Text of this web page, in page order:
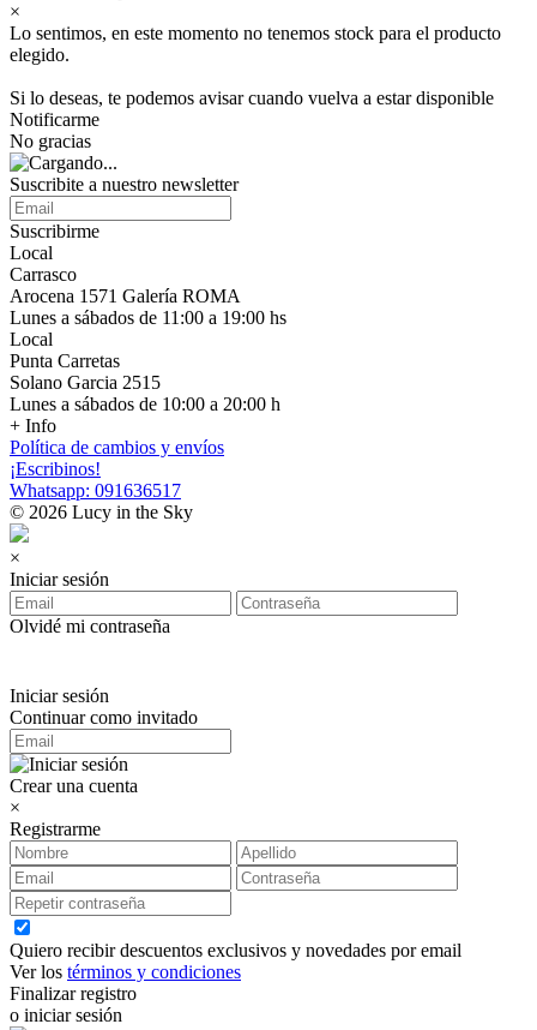
×
Lo sentimos, en este momento no tenemos stock para el producto
elegido.
Si lo deseas, te podemos avisar cuando vuelva a estar disponible
Notificarme
No gracias
Suscribite a nuestro newsletter
Suscribirme
Local
Carrasco
Arocena 1571 Galería ROMA
Lunes a sábados de 11:00 a 19:00 hs
Local
Punta Carretas
Solano Garcia 2515
Lunes a sábados de 10:00 a 20:00 h
+ Info
Política de cambios y envíos
¡Escribinos!
Whatsapp: 091636517
© 2026 Lucy in the Sky
×
Iniciar sesión
Olvidé mi contraseña
Iniciar sesión
Continuar como invitado
Crear una cuenta
×
Registrarme
Quiero recibir descuentos exclusivos y novedades por email
Ver los términos y condiciones
Finalizar registro
o iniciar sesión